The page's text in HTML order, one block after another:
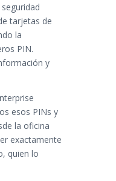
tarjetas de
la
PIN.
y
esos PINs y
la oficina
exactamente
quien lo